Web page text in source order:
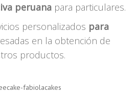
peruanapara particulares.
personalizados para
en la obtención de
productos.